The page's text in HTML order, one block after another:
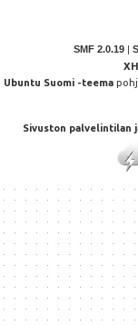
SMF 2.0.19 |
Ubuntu Suomi -teema
Sivuston palvelintilan